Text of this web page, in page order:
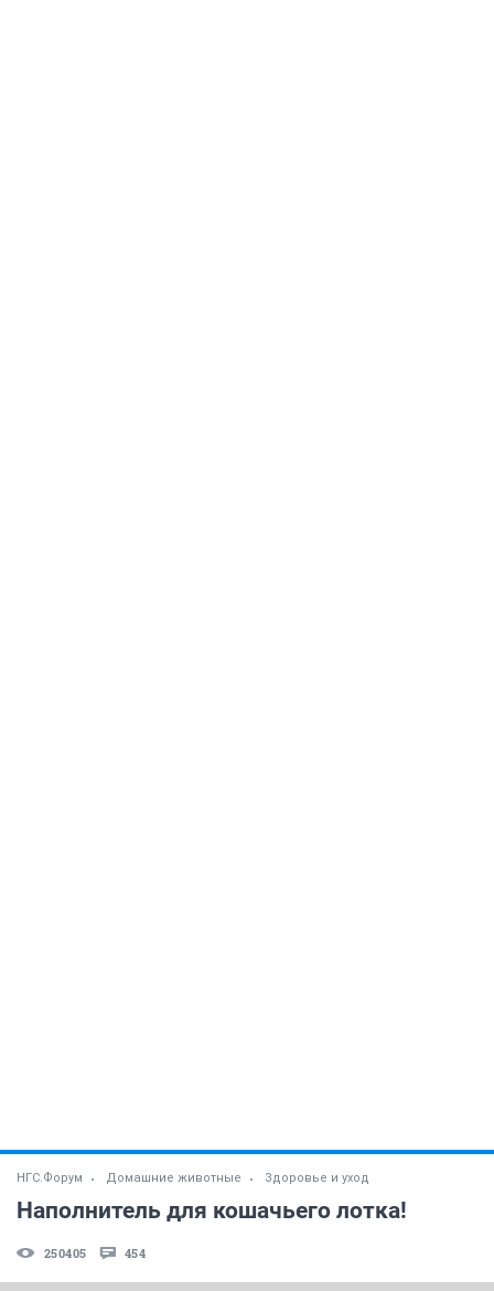
НГС.Форум Домашние животные Здоровье и уход
Наполнитель для кошачьего лотка!
250405 454